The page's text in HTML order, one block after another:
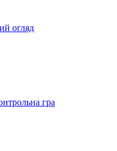
огляд
гра